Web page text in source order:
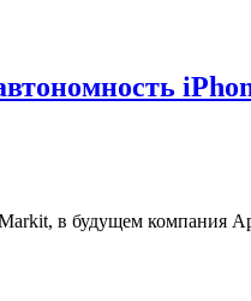
в будущем компания